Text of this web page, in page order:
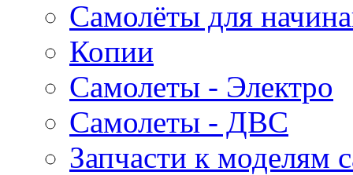
Самолёты для
Копии
Самолеты - Электро
Самолеты - ДВС
Запчасти к моделям